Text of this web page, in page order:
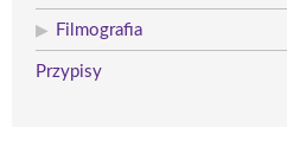
Filmografia
Przypisy